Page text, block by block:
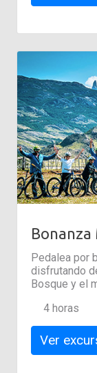
Pedalea por
disfrutando
Bosque y el
4 horas
Ver